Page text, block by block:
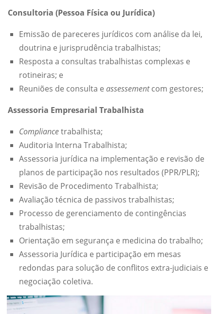
Consultoria (Pessoa Física ou Jurídica)
Emissão de pareceres jurídicos com análise da lei,
doutrina e jurisprudência trabalhistas;
Resposta a consultas trabalhistas complexas e
rotineiras; e
Reuniões de consulta eassessementcom gestores;
Assessoria Empresarial Trabalhista
Compliancetrabalhista;
Auditoria Interna Trabalhista;
Assessoria jurídica na implementação e revisão de
planos de participação nos resultados (PPR/PLR);
Revisão de Procedimento Trabalhista;
Avaliação técnica de passivos trabalhistas;
Processo de gerenciamento de contingências
trabalhistas;
Orientação em segurança e medicina do trabalho;
Assessoria Jurídica e participação em mesas
redondas para solução de conflitos extra-judiciais e
negociação coletiva.